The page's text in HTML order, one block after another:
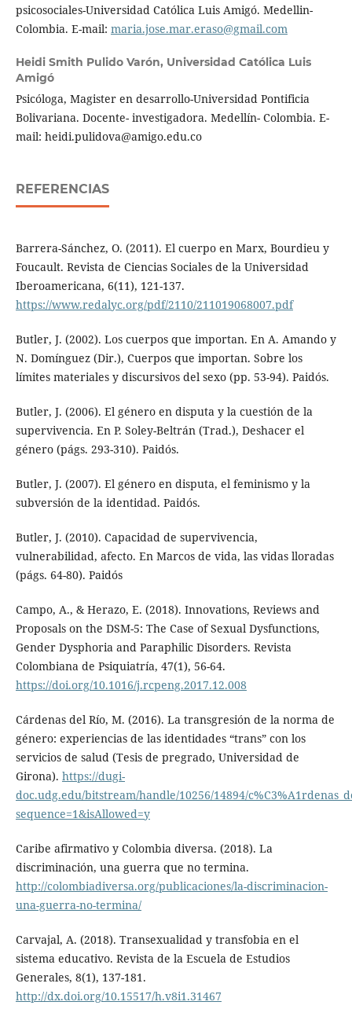
psicosociales-Universidad Católica Luis Amigó. Medellin-
Colombia. E-mail: maria.jose.mar.eraso@gmail.com
Heidi Smith Pulido Varón, Universidad Católica Luis
Amigó
Psicóloga, Magister en desarrollo-Universidad Pontificia
Bolivariana. Docente- investigadora. Medellín- Colombia. E-
mail: heidi.pulidova@amigo.edu.co
REFERENCIAS
Barrera-Sánchez, O. (2011). El cuerpo en Marx, Bourdieu y
Foucault. Revista de Ciencias Sociales de la Universidad
Iberoamericana, 6(11), 121-137.
https://www.redalyc.org/pdf/2110/211019068007.pdf
Butler, J. (2002). Los cuerpos que importan. En A. Amando y
N. Domínguez (Dir.), Cuerpos que importan. Sobre los
límites materiales y discursivos del sexo (pp. 53-94). Paidós.
Butler, J. (2006). El género en disputa y la cuestión de la
supervivencia. En P. Soley-Beltrán (Trad.), Deshacer el
género (págs. 293-310). Paidós.
Butler, J. (2007). El género en disputa, el feminismo y la
subversión de la identidad. Paidós.
Butler, J. (2010). Capacidad de supervivencia,
vulnerabilidad, afecto. En Marcos de vida, las vidas lloradas
(págs. 64-80). Paidós
Campo, A., & Herazo, E. (2018). Innovations, Reviews and
Proposals on the DSM-5: The Case of Sexual Dysfunctions,
Gender Dysphoria and Paraphilic Disorders. Revista
Colombiana de Psiquiatría, 47(1), 56-64.
https://doi.org/10.1016/j.rcpeng.2017.12.008
Cárdenas del Río, M. (2016). La transgresión de la norma de
género: experiencias de las identidades “trans” con los
servicios de salud (Tesis de pregrado, Universidad de
Girona). https://dugi-
doc.udg.edu/bitstream/handle/10256/14894/
sequence=1&isAllowed=y
Caribe afirmativo y Colombia diversa. (2018). La
discriminación, una guerra que no termina.
http://colombiadiversa.org/publicaciones/la-discriminacion-
una-guerra-no-termina/
Carvajal, A. (2018). Transexualidad y transfobia en el
sistema educativo. Revista de la Escuela de Estudios
Generales, 8(1), 137-181.
http://dx.doi.org/10.15517/h.v8i1.31467